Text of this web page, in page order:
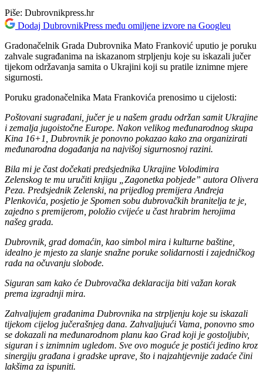
Piše: Dubrovnikpress.hr
Dodaj DubrovnikPress među omiljene izvore na Googleu
Gradonačelnik Grada Dubrovnika Mato Franković uputio je poruku
zahvale sugrađanima na iskazanom strpljenju koje su iskazali jučer
tijekom održavanja samita o Ukrajini koji su pratile iznimne mjere
sigurnosti.
Poruku gradonačelnika Mata Frankovića prenosimo u cijelosti:
Poštovani sugrađani, jučer je u našem gradu održan samit Ukrajine
i zemalja jugoistočne Europe. Nakon velikog međunarodnog skupa
Kina 16+1, Dubrovnik je ponovno pokazao kako zna organizirati
međunarodna događanja na najvišoj sigurnosnoj razini.
Bila mi je čast dočekati predsjednika Ukrajine Volodimira
Zelenskog te mu uručiti knjigu „Zagonetka pobjede” autora Olivera
Peza. Predsjednik Zelenski, na prijedlog premijera Andreja
Plenkovića, posjetio je Spomen sobu dubrovačkih branitelja te je,
zajedno s premijerom, položio cvijeće u čast hrabrim herojima
našeg grada.
Dubrovnik, grad domaćin, kao simbol mira i kulturne baštine,
idealno je mjesto za slanje snažne poruke solidarnosti i zajedničkog
rada na očuvanju slobode.
Siguran sam kako će Dubrovačka deklaracija biti važan korak
prema izgradnji mira.
Zahvaljujem građanima Dubrovnika na strpljenju koje su iskazali
tijekom cijelog jučerašnjeg dana. Zahvaljujući Vama, ponovno smo
se dokazali na međunarodnom planu kao Grad koji je gostoljubiv,
siguran i s iznimnim ugledom. Sve ovo moguće je postići jedino kroz
sinergiju građana i gradske uprave, što i najzahtjevnije zadaće čini
lakšima za ispuniti.